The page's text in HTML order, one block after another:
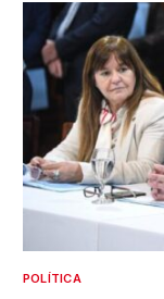
POLÍTICA